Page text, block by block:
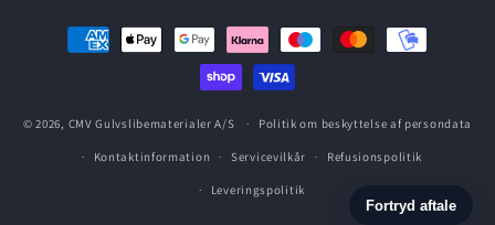
Betalingsmetoder
© 2026, CMV Gulvslibematerialer A/S Politik om beskyttelse af persondata
Kontaktinformation Servicevilkår Refusionspolitik
Leveringspolitik